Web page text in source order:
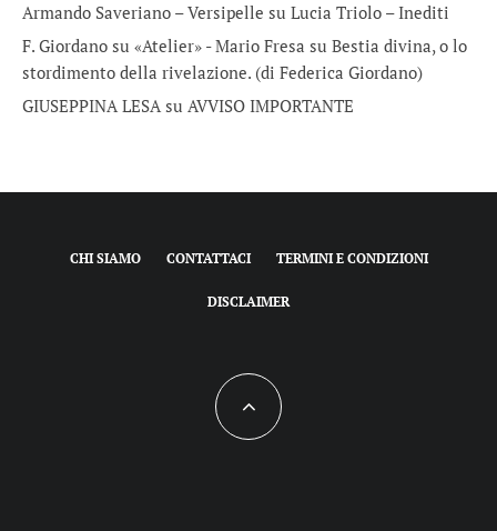
Armando Saveriano – Versipelle su Lucia Triolo – Inediti
F. Giordano su «Atelier» - Mario Fresa su Bestia divina, o lo
stordimento della rivelazione. (di Federica Giordano)
GIUSEPPINA LESAsu AVVISO IMPORTANTE
CHI SIAMO CONTATTACI TERMINI E CONDIZIONI
DISCLAIMER